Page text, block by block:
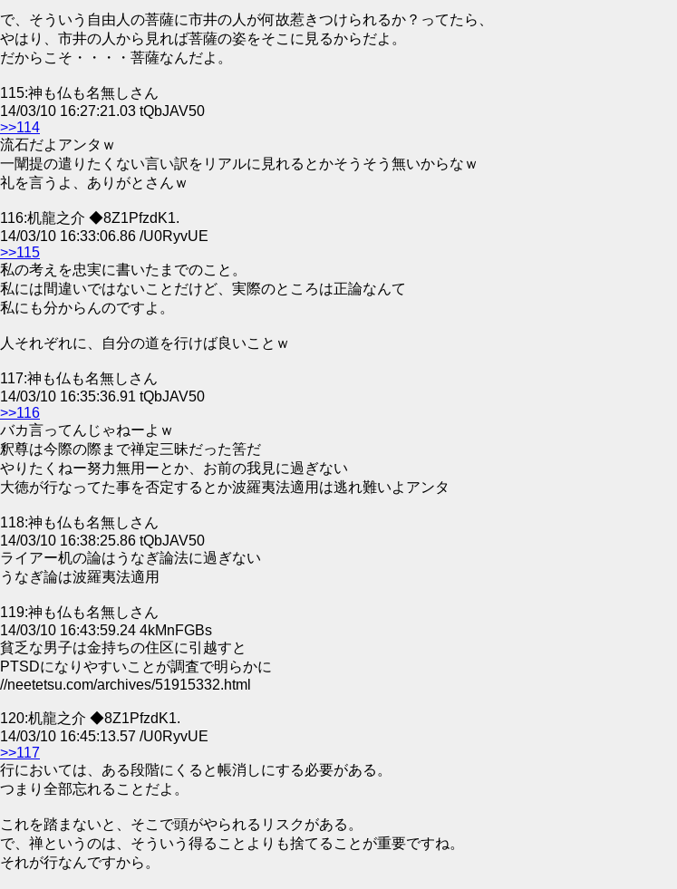
で、そういう自由人の菩薩に市井の人が何故惹きつけられるか？ってたら、
やはり、市井の人から見れば菩薩の姿をそこに見るからだよ。
だからこそ・・・・菩薩なんだよ。
115:神も仏も名無しさん
14/03/10 16:27:21.03 tQbJAV50
>>114
流石だよアンタｗ
一闡提の遣りたくない言い訳をリアルに見れるとかそうそう無いからなｗ
礼を言うよ、ありがとさんｗ
116:机龍之介 ◆8Z1PfzdK1.
14/03/10 16:33:06.86 /U0RyvUE
>>115
私の考えを忠実に書いたまでのこと。
私には間違いではないことだけど、実際のところは正論なんて
私にも分からんのですよ。
人それぞれに、自分の道を行けば良いことｗ
117:神も仏も名無しさん
14/03/10 16:35:36.91 tQbJAV50
>>116
バカ言ってんじゃねーよｗ
釈尊は今際の際まで禅定三昧だった筈だ
やりたくねー努力無用ーとか、お前の我見に過ぎない
大徳が行なってた事を否定するとか波羅夷法適用は逃れ難いよアンタ
118:神も仏も名無しさん
14/03/10 16:38:25.86 tQbJAV50
ライアー机の論はうなぎ論法に過ぎない
うなぎ論は波羅夷法適用
119:神も仏も名無しさん
14/03/10 16:43:59.24 4kMnFGBs
貧乏な男子は金持ちの住区に引越すと
PTSDになりやすいことが調査で明らかに
//neetetsu.com/archives/51915332.html
120:机龍之介 ◆8Z1PfzdK1.
14/03/10 16:45:13.57 /U0RyvUE
>>117
行においては、ある段階にくると帳消しにする必要がある。
つまり全部忘れることだよ。
これを踏まないと、そこで頭がやられるリスクがある。
で、禅というのは、そういう得ることよりも捨てることが重要ですね。
それが行なんですから。